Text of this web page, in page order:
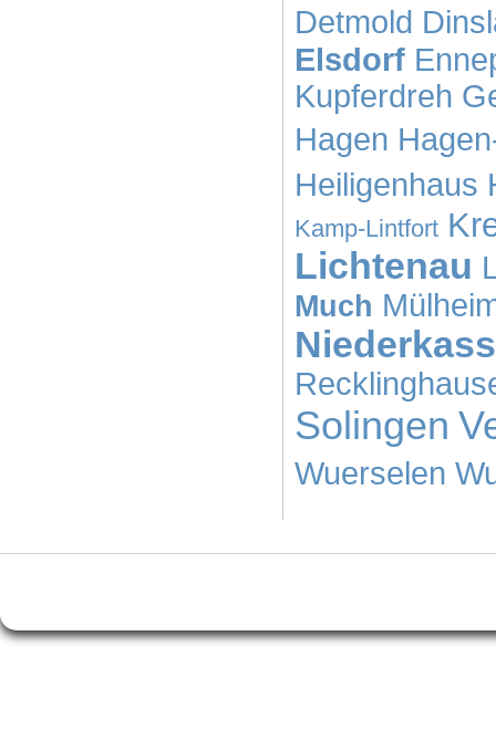
Detmold
Elsdorf
Kupferdreh
Hagen
Heiligenhaus
Kamp-Lintfort
Lichtenau
Much
Solingen
Wuerselen